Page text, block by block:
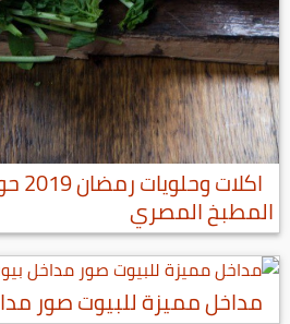
المطبخ المصري
مداخل مميزة للبيوت صور